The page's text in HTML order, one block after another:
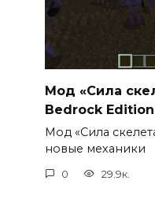
Мод «Сила
Bedrock Edition
Мод «Сила
новые механики
0 29.9к.